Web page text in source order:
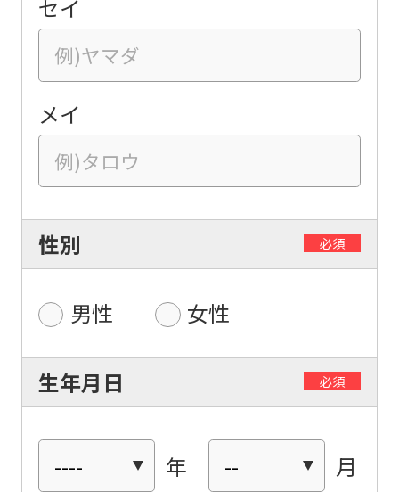
セイ
メイ
性別 必須
男性 女性
生年月日 必須
年 月